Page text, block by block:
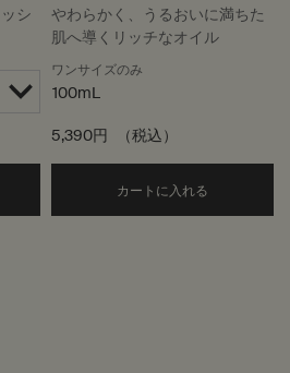
シ
the ゼラニウム ボディバーム to cart
メント
やわらかく、うるおいに満ちた
肌へ導くリッチなオイル
ワンサイズのみ
100mL
5,390円 （税込）
カートに入れる